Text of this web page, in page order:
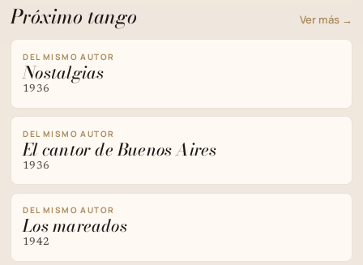
Próximo tango Ver más →
DEL MISMO AUTOR
Nostalgias
1936
DEL MISMO AUTOR
El cantor de Buenos Aires
1936
DEL MISMO AUTOR
Los mareados
1942